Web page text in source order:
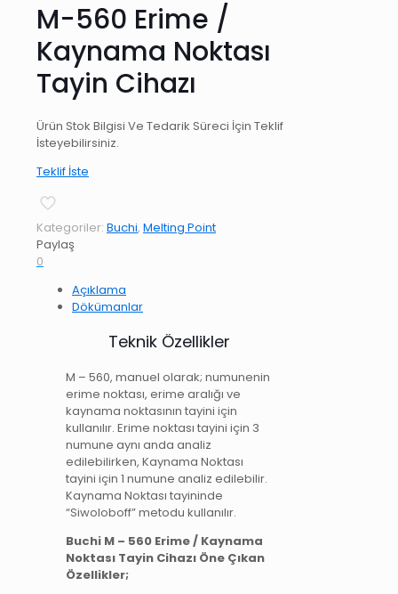
M-560 Erime /
Kaynama Noktası
Tayin Cihazı
Ürün Stok Bilgisi Ve Tedarik Süreci İçin Teklif
İsteyebilirsiniz.
Teklif İste
Kategoriler: Buchi, Melting Point
Paylaş
0
Açıklama
Dökümanlar
Teknik Özellikler
M – 560, manuel olarak; numunenin
erime noktası, erime aralığı ve
kaynama noktasının tayini için
kullanılır. Erime noktası tayini için 3
numune aynı anda analiz
edilebilirken, Kaynama Noktası
tayini için 1 numune analiz edilebilir.
Kaynama Noktası tayininde
“Siwoloboff” metodu kullanılır.
Buchi M – 560 Erime / Kaynama
Noktası Tayin Cihazı Öne Çıkan
Özellikler;